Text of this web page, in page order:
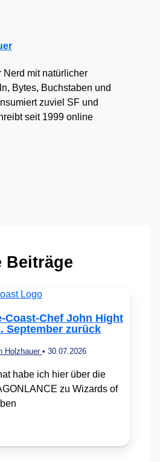
Nerd mit natürlicher
Bytes, Buchstaben und
zuviel SF und
seit 1999 online
Beiträge
Coast-Chef John Hight
September zurück
Holzhauer• 30.07.2026
habe ich hier über die
zu Wizards of